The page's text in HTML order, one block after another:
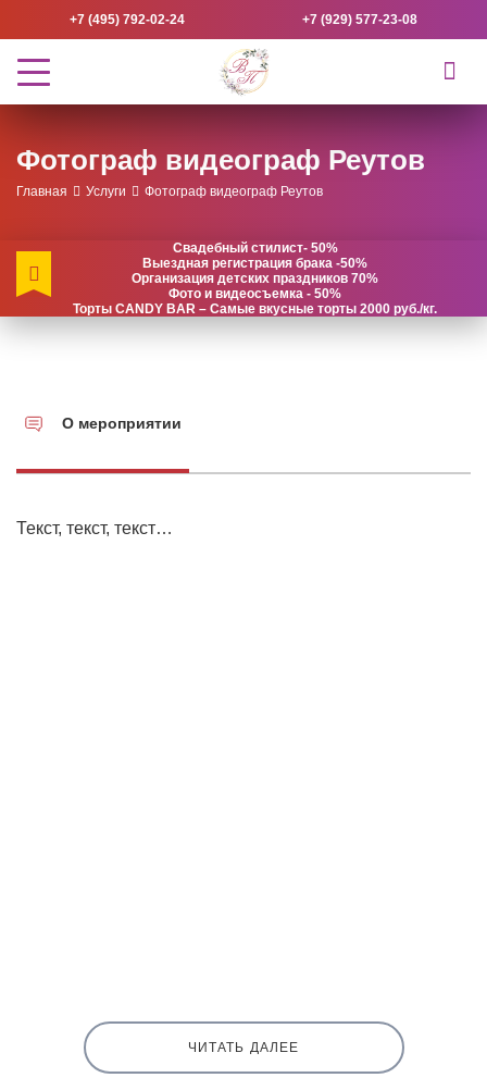
+7 (495) 792-02-24 +7 (929) 577-23-08
Фотограф видеограф Реутов
Главная Услуги Фотограф видеограф Реутов
Свадебный стилист- 50%
Выездная регистрация брака -50%
Организация детских праздников 70%
Фото и видеосъемка - 50%
Торты CANDY BAR – Самые вкусные торты 2000 руб./кг.
О мероприятии
Текст, текст, текст…
ЧИТАТЬ ДАЛЕЕ